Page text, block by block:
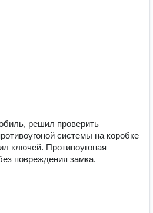
решил проверить
системы на коробке
ключей. Противоугоная
повреждения замка.